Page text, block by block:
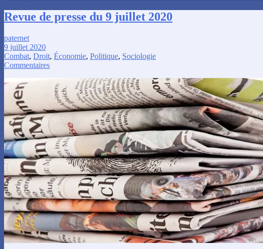
Revue de presse du 9 juillet 2020
paternet
9 juillet 2020
Combat, Droit, Économie, Politique, Sociologie
Commentaires